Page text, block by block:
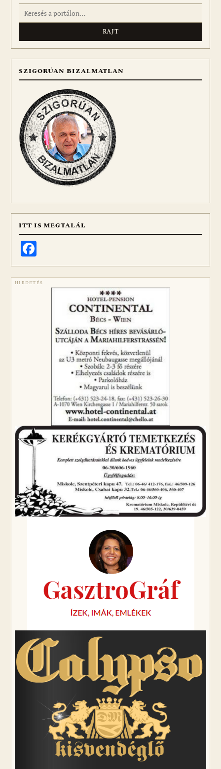
Keresés:
SZIGORÚAN BIZALMATLAN
ITT IS MEGTALÁL
HIRDETÉS